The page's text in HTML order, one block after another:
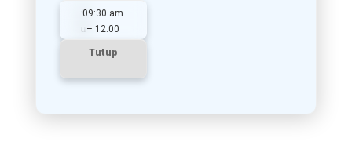
t09:30 am
– 12:00
Tutup